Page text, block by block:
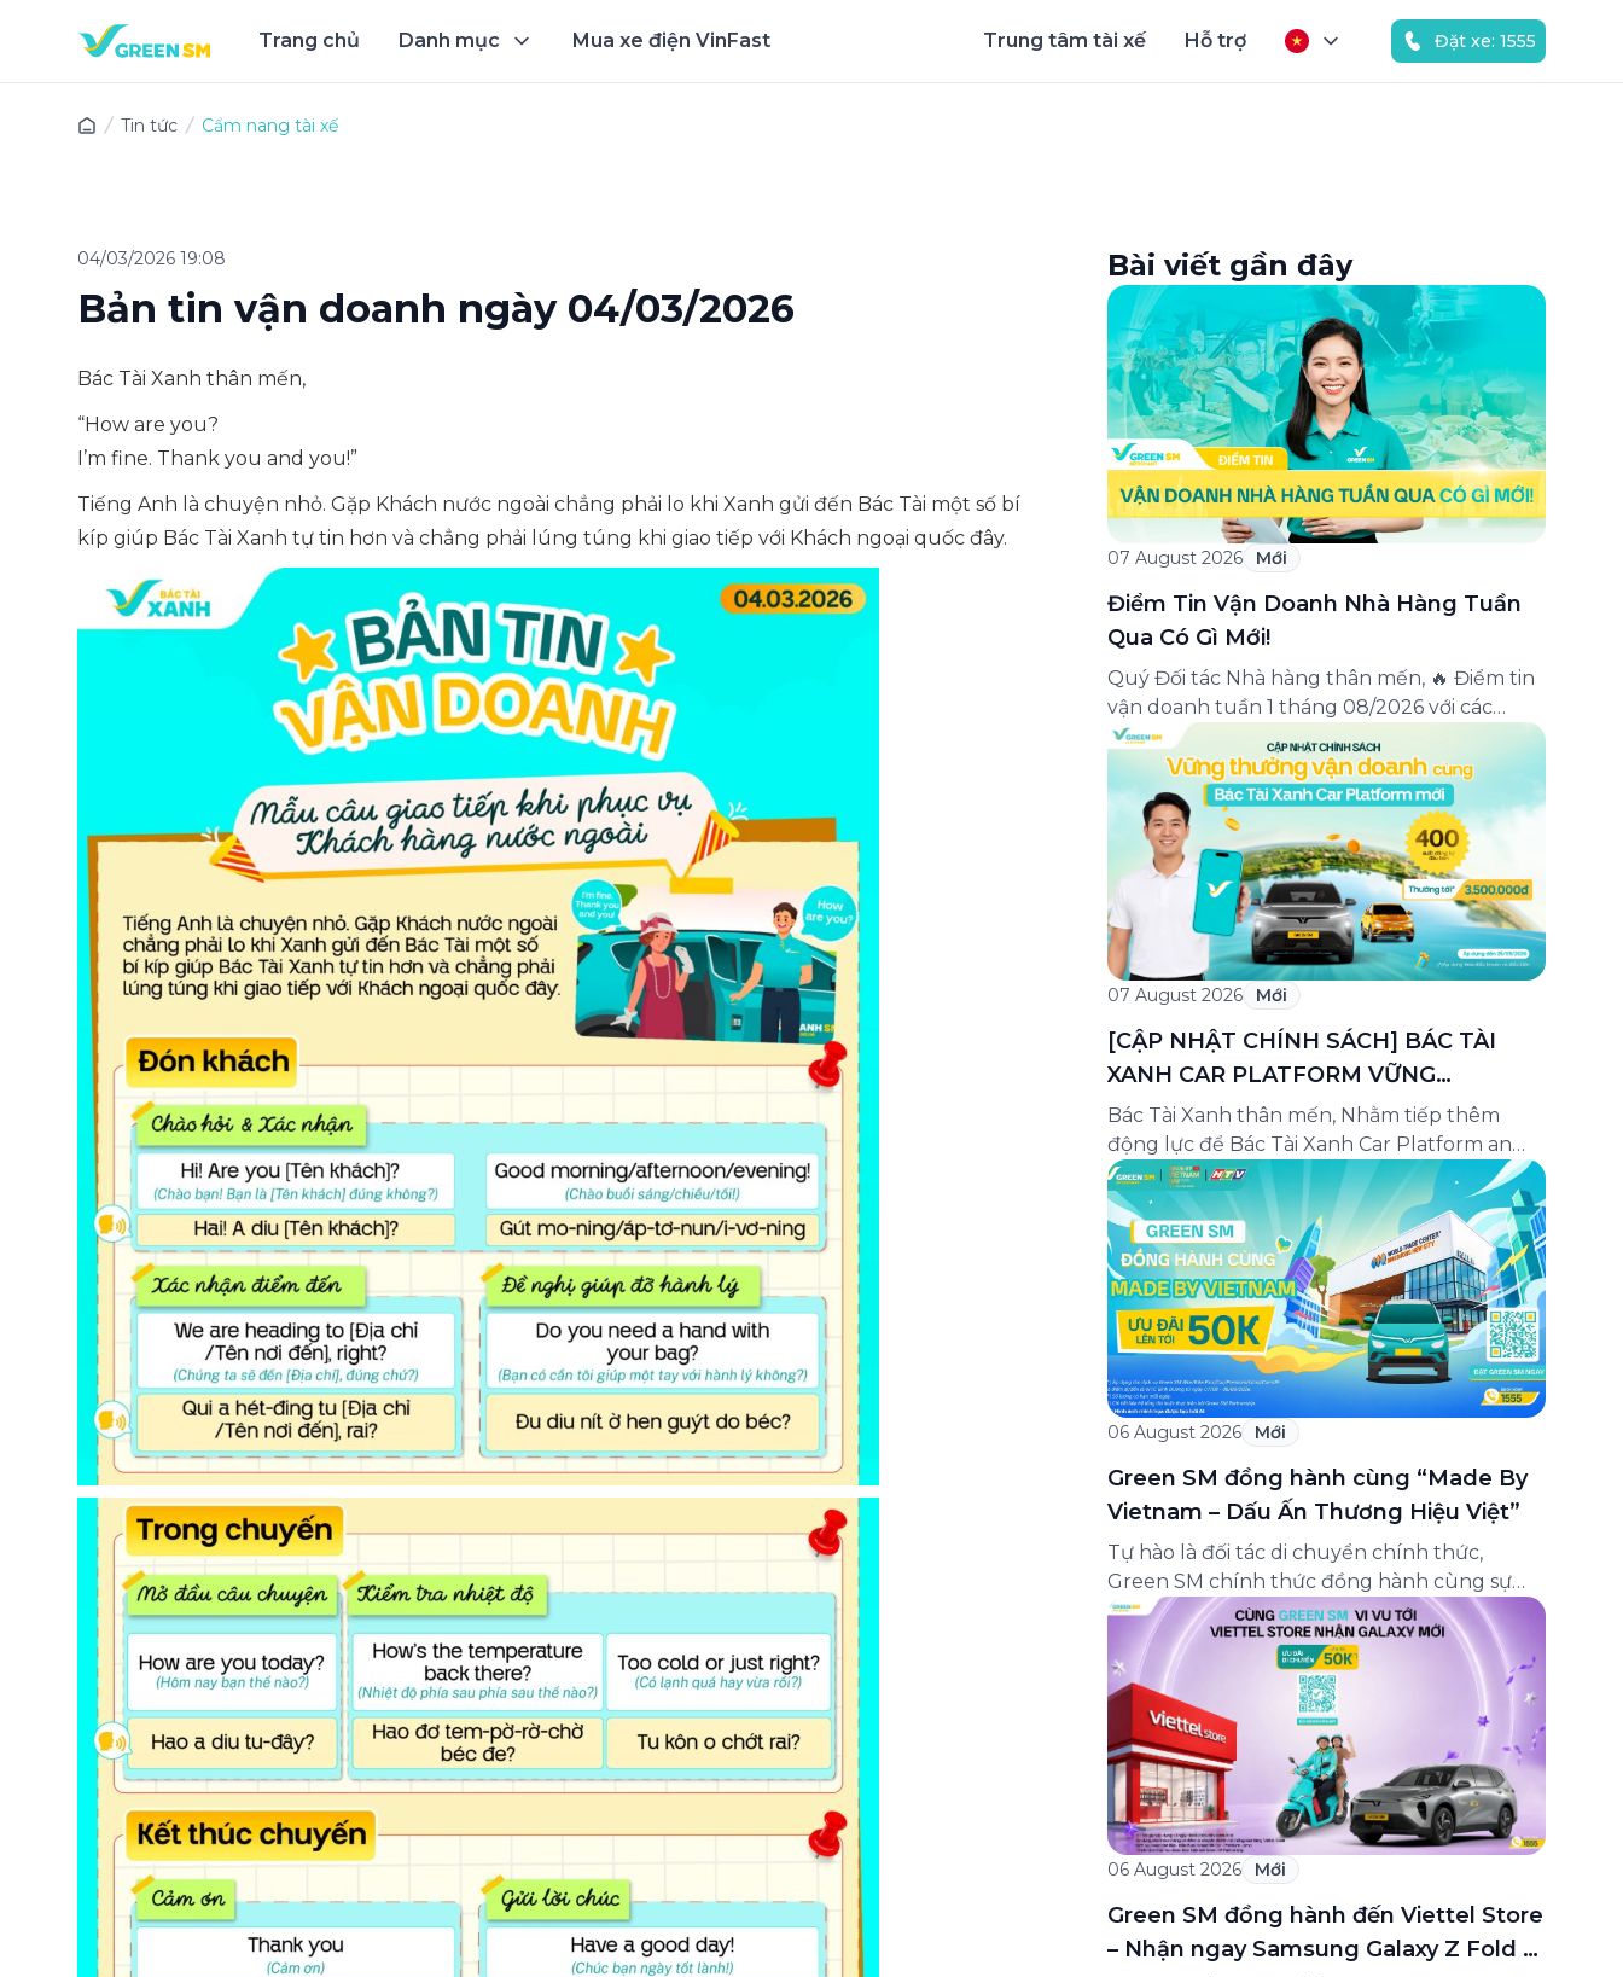
Trang chủ Danh mục Mua xe điện VinFast Trung tâm tài xế Hỗ trợ Đặt xe: 1555
Tin tức Cẩm nang tài xế
04/03/2026 19:08
Bản tin vận doanh ngày 04/03/2026
Bác Tài Xanh thân mến,
“How are you?
I’m fine. Thank you and you!”
Tiếng Anh là chuyện nhỏ. Gặp Khách nước ngoài chẳng phải lo khi Xanh gửi đến Bác Tài một số bí
kíp giúp Bác Tài Xanh tự tin hơn và chẳng phải lúng túng khi giao tiếp với Khách ngoại quốc đây.
Bài viết gần đây
07 August 2026 Mới
Điểm Tin Vận Doanh Nhà Hàng Tuần
Qua Có Gì Mới!
Quý Đối tác Nhà hàng thân mến, 🔥 Điểm tin
vận doanh tuần 1 tháng 08/2026 với các
thông tin đáng chú ý: Cập nhật các tính
năng mới trên ứng dụng Green SM
Merchant, lưu ý khi vận doanh mùa mưa,
tổng hợp các thông tin khuyến mại hấp dẫn
đang diễn ra. Hãy […]
07 August 2026 Mới
[CẬP NHẬT CHÍNH SÁCH] BÁC TÀI
XANH CAR PLATFORM VỮNG
THƯỞNG VẬN DOANH
Bác Tài Xanh thân mến, Nhằm tiếp thêm
động lực để Bác Tài Xanh Car Platform an
tâm vận doanh, bứt phá thu nhập ngay từ
những ngày đầu gia nhập, Green SM cập
nhật Chương trình thưởng vận doanh dành
riêng cho Bác Tài Xanh Car Platform mới với
cơ hội nhận thưởng lên […]
06 August 2026 Mới
Green SM đồng hành cùng “Made By
Vietnam – Dấu Ấn Thương Hiệu Việt”
Tự hào là đối tác di chuyển chính thức,
Green SM chính thức đồng hành cùng sự
kiện “Made By Vietnam – Dấu Ấn Thương
Hiệu Việt” – một trong những sự kiện ý nghĩa
nhằm tôn vinh và lan tỏa giá trị của các
thương hiệu Việt Nam đến với cộng đồng
trong nước […]
06 August 2026 Mới
Green SM đồng hành đến Viettel Store
– Nhận ngay Samsung Galaxy Z Fold 8